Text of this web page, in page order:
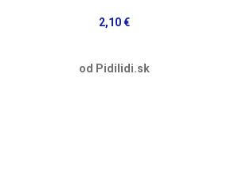
2,10 €
od Pidilidi.sk